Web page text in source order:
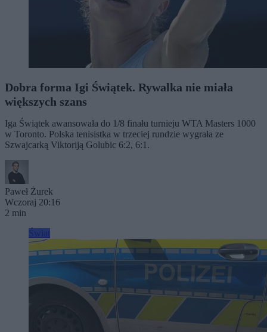
Dobra forma Igi Świątek. Rywalka nie miała
większych szans
Iga Świątek awansowała do 1/8 finału turnieju WTA Masters 1000
w Toronto. Polska tenisistka w trzeciej rundzie wygrała ze
Szwajcarką Viktoriją Golubic 6:2, 6:1.
Paweł Żurek
Wczoraj 20:16
2 min